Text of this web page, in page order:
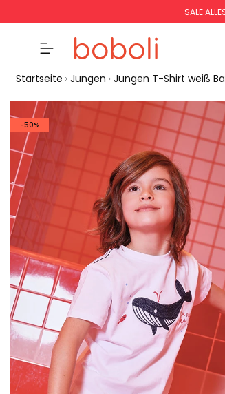
SALE
Startseite Jungen Jungen T-Shirt weiß
-50%